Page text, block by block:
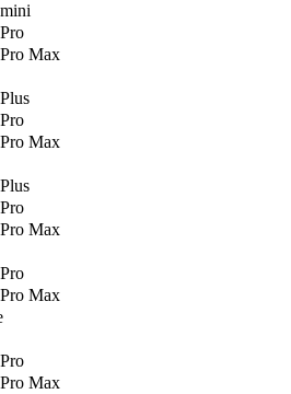
Max
Max
Max
Max
Max